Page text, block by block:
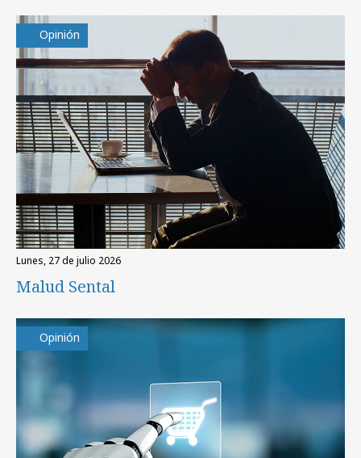
Opinión
lunes, 27 de julio 2026
Malud Sental
Opinión